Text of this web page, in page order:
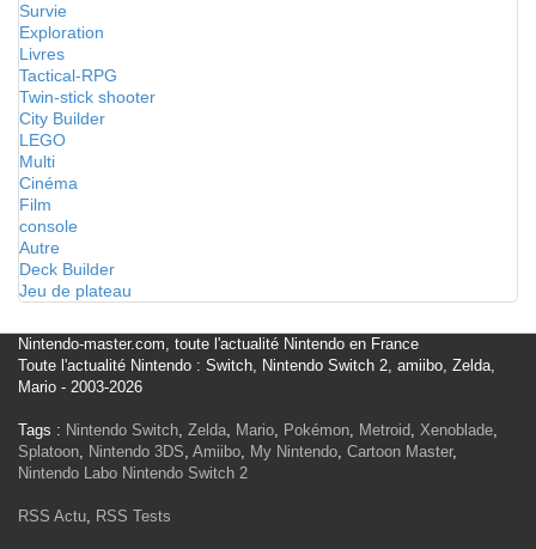
Survie
Exploration
Livres
Tactical-RPG
Twin-stick shooter
City Builder
LEGO
Multi
Cinéma
Film
console
Autre
Deck Builder
Jeu de plateau
Nintendo-master.com, toute l'actualité Nintendo en France
Toute l'actualité Nintendo : Switch, Nintendo Switch 2, amiibo, Zelda,
Mario - 2003-2026
Tags : Nintendo Switch, Zelda, Mario, Pokémon, Metroid, Xenoblade,
Splatoon, Nintendo 3DS, Amiibo, My Nintendo, Cartoon Master,
Nintendo Labo Nintendo Switch 2
RSS Actu, RSS Tests